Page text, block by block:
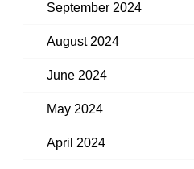
September 2024
August 2024
June 2024
May 2024
April 2024